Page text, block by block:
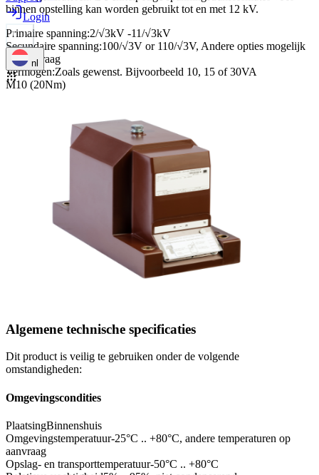
Login
nl
binnen opstelling kan worden gebruikt tot en met 12 kV.
Primaire spanning:2/√3kV -11/√3kV
Secundaire spanning:100/√3V or 110/√3V, Andere opties mogelijk
op aanvraag
Vermogen:Zoals gewenst. Bijvoorbeeld 10, 15 of 30VA
M10 (20Nm)
Algemene technische specificaties
Dit product is veilig te gebruiken onder de volgende
omstandigheden:
Omgevingscondities
PlaatsingBinnenshuis
Omgevingstemperatuur-25°C .. +80°C, andere temperaturen op
aanvraag
Opslag- en transporttemperatuur-50°C .. +80°C